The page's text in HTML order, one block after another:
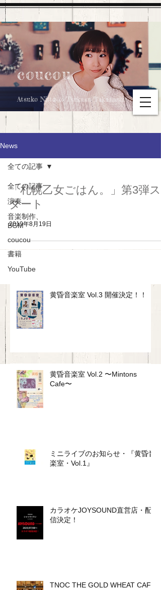
coucou
Atsuko Nitta & Tsukasa Takahashi
News
全ての記事
演奏
音楽制作、
BGM
coucou
書籍
YouTube
全ての記事
「札幌乙女ごはん。」第3弾ス
タート
2019年8月19日
黄昏音楽室 Vol.3 開催決定！！
黄昏音楽室 Vol.2 〜Mintons
Cafe〜
ミニライブのお知らせ・『黄昏音
楽室・Vol.1』
カラオケJOYSOUND直営店・配
信決定！
TNOC THE GOLD WHEAT CAFE